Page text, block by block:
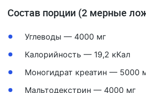
Состав порции (2 мерные
Углеводы — 4000 мг
Калорийность — 19,2 кКал
Моногидрат креатин — 5000
Мальтодекстрин — 4000 мг